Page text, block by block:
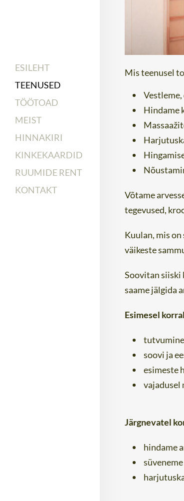
ESILEHT
TEENUSED
TÖÖTOAD
MEIST
HINNAKIRI
KINKEKAARDID
RUUMIDE RENT
KONTAKT
Mis teenusel
Hindame
Võtame
tegevused,
Kuulan, mis
väikeste
Soovitan siiski
saame jälgida
Esimesel korral
soovi ja
esimeste
vajadusel
Järgnevatel
hindame